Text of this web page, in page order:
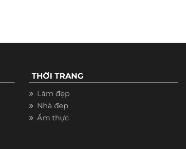
THỜI TRANG
Làm đẹp
Nhà đẹp
Ẩm thực